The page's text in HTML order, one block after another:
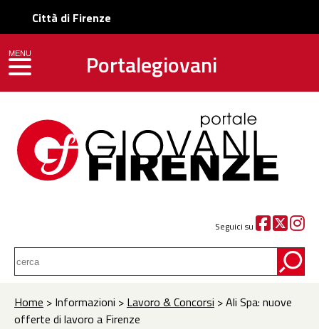
Città di Firenze
Portalegiovani
Seguici su
MENU
toggle navigation
Home > Informazioni > Lavoro & Concorsi > Ali Spa: nuove
offerte di lavoro a Firenze